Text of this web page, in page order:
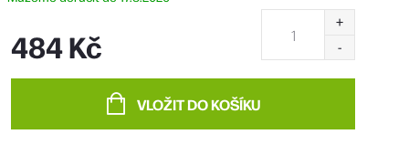
484 Kč
VLOŽIT DO KOŠÍKU